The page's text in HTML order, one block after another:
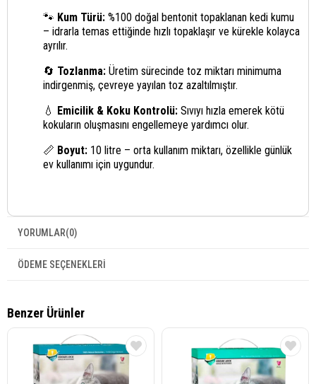
🐾 Kum Türü: %100 doğal bentonit topaklanan kedi kumu
– idrarla temas ettiğinde hızlı topaklaşır ve kürekle kolayca
ayrılır.
🔄 Tozlanma: Üretim sürecinde toz miktarı minimuma
indirgenmiş, çevreye yayılan toz azaltılmıştır.
💧
Emicilik & Koku Kontrolü: Sıvıyı hızla emerek kötü
kokuların oluşmasını engellemeye yardımcı olur.
📏 Boyut: 10 litre – orta kullanım miktarı, özellikle günlük
ev kullanımı için uygundur.
YORUMLAR(0)
ÖDEME SEÇENEKLERI
Benzer Ürünler